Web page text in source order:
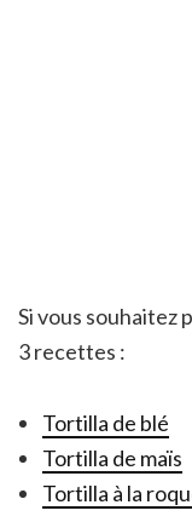
Si vous souhaitez
3 recettes :
Tortilla de blé
Tortilla de maïs
Tortilla à la